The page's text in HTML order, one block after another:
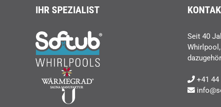
IHR SPEZIALIST
Seit 40
+41 44